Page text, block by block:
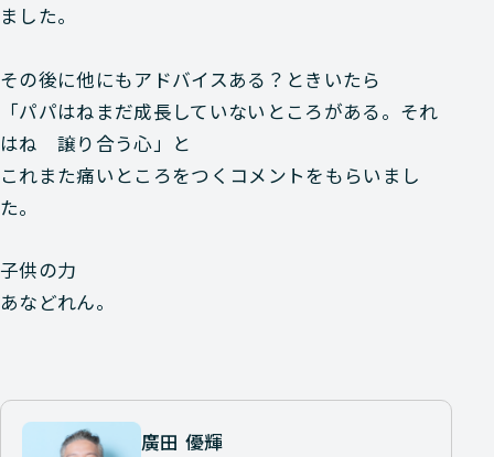
ました。
その後に他にもアドバイスある？ときいたら
「パパはねまだ成長していないところがある。それ
はね 譲り合う心」と
これまた痛いところをつくコメントをもらいまし
た。
子供の力
あなどれん。
廣田 優輝